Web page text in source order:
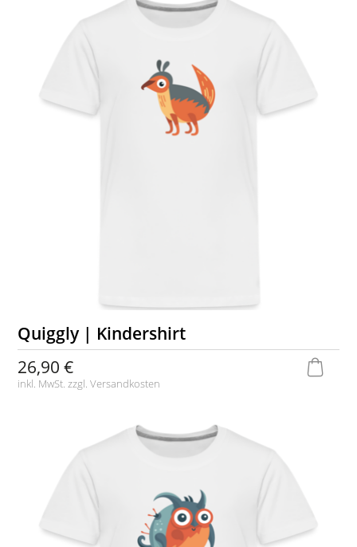
Quiggly | Kindershirt
26,90 €
inkl. MwSt. zzgl.Versandkosten